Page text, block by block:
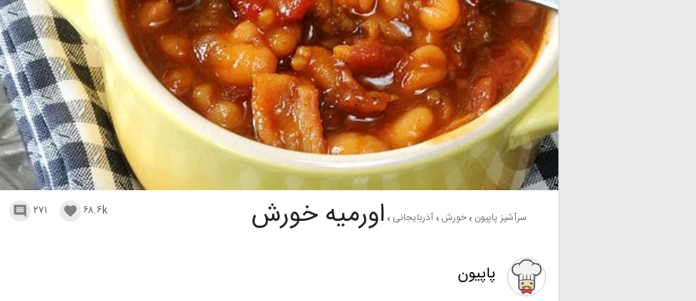
سرآشپز پاپیون خورش آذربایجانی اورمیه خورش ۲۷۱  ۶۸.۶k 
پاپیون